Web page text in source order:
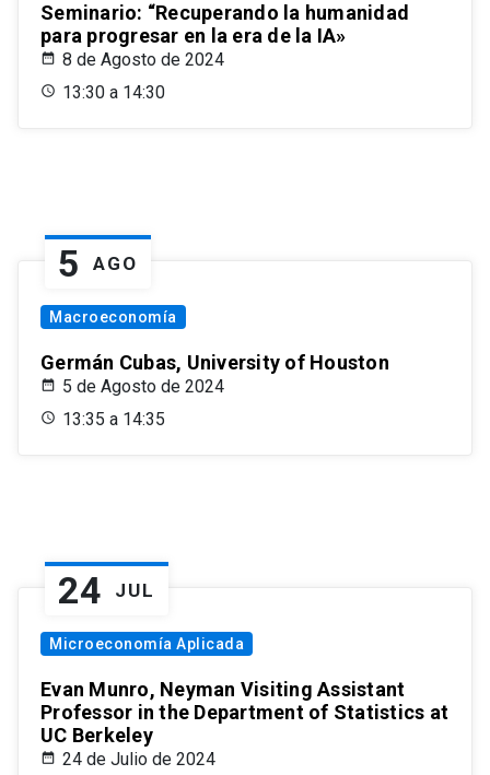
Seminario: “Recuperando la humanidad
para progresar en la era de la IA»
8 de Agosto de 2024
13:30 a 14:30
5 AGO
Macroeconomía
Germán Cubas, University of Houston
5 de Agosto de 2024
13:35 a 14:35
24 JUL
Microeconomía Aplicada
Evan Munro, Neyman Visiting Assistant
Professor in the Department of Statistics at
UC Berkeley
24 de Julio de 2024